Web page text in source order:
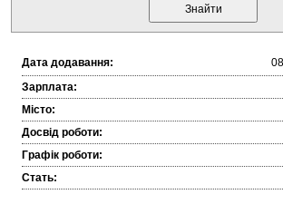
Дата додавання:
Зарплата:
Місто:
Досвід роботи:
Графік роботи:
Стать: